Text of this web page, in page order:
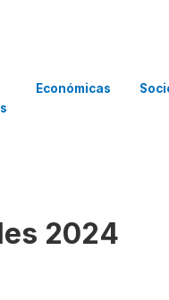
Económicas
2024